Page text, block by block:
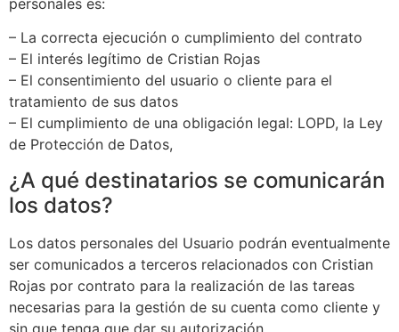
– La correcta ejecución o cumplimiento del contrato
– El interés legítimo de Cristian Rojas
– El consentimiento del usuario o cliente para el
tratamiento de sus datos
– El cumplimiento de una obligación legal: LOPD, la Ley
de Protección de Datos,
¿A qué destinatarios se comunicarán
los datos?
Los datos personales del Usuario podrán eventualmente
ser comunicados a terceros relacionados con Cristian
Rojas por contrato para la realización de las tareas
necesarias para la gestión de su cuenta como cliente y
sin que tenga que dar su autorización.